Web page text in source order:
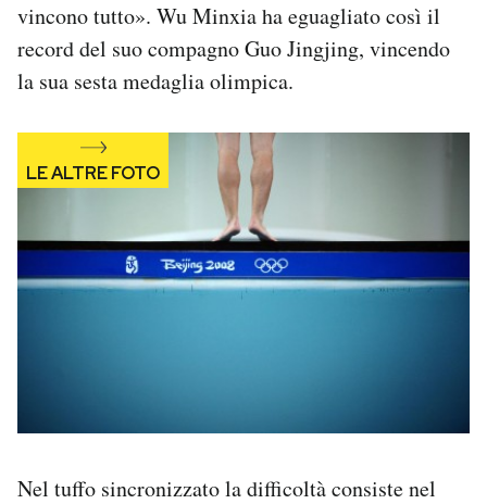
AREA PERSONALE
Newsletter
Notifiche mobile
Hai bisogno di aiuto?
vincono tutto». Wu Minxia ha eguagliato così il
record del suo compagno Guo Jingjing, vincendo
la sua sesta medaglia olimpica.
Nel tuffo sincronizzato la difficoltà consiste nel